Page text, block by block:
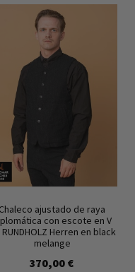
Chaleco ajustado de raya
con escote en V
Herren en black
melange
370,00 €